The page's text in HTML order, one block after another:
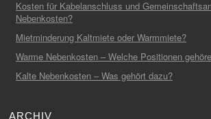
Kosten für Kabelanschluss und
Nebenkosten?
Mietminderung Kaltmiete oder Warmmiete?
Warme Nebenkosten – Welche Positionen
Kalte Nebenkosten – Was gehört dazu?
ARCHIV